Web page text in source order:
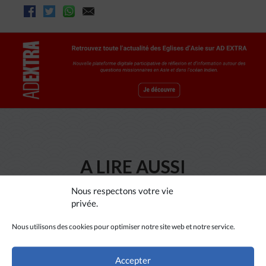
Nous respectons votre vie
privée.
Nous utilisons des cookies pour optimiser notre site web et notre service.
Accepter
A LIRE AUSSI